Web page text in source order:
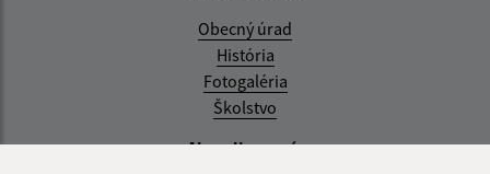
Obecný úrad
História
Fotogaléria
Školstvo
Aktualizované: